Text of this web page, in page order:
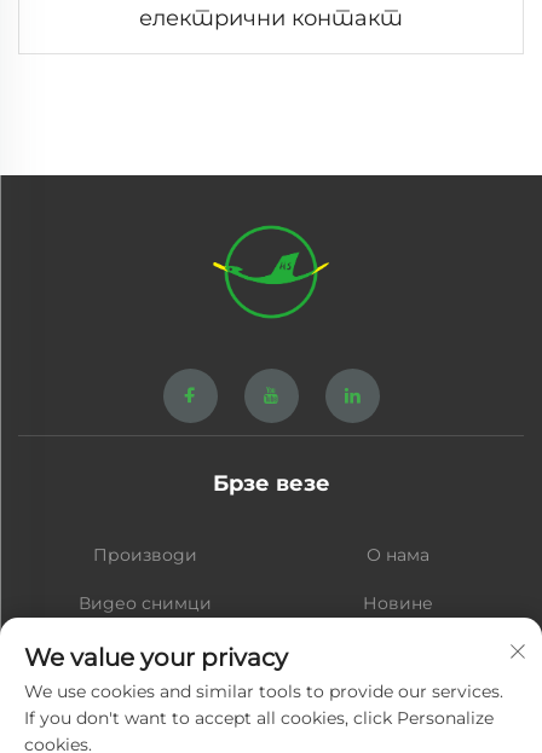
електрични контакт
Брзе везе
Производи О нама
Видео снимци Новине
Контакт
We value your privacy
We use cookies and similar tools to provide our services.
If you don't want to accept all cookies, click Personalize
cookies.